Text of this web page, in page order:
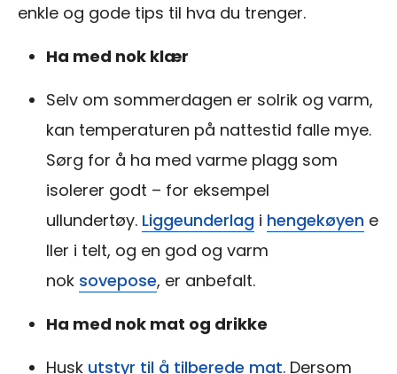
enkle og gode tips til hva du trenger.
Ha med nok klær
Selv om sommerdagen er solrik og varm,
kan temperaturen på nattestid falle mye.
Sørg for å ha med varme plagg som
isolerer godt – for eksempel
ullundertøy. Liggeunderlag i hengekøyen e
ller i telt, og en god og varm
nok sovepose, er anbefalt.
Ha med nok mat og drikke
Husk utstyr til å tilberede mat. Dersom